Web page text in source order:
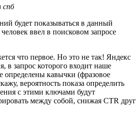
спб
будет показываться в данный
ввел в поисковом запросе
что первое. Но это не так! Яндекс
в запрос которого входит наше
определены кавычки (фразовое
вероятность показа определить
с этими ключами будут
между собой, снижая CTR друг